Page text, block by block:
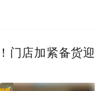
门店加紧备货迎